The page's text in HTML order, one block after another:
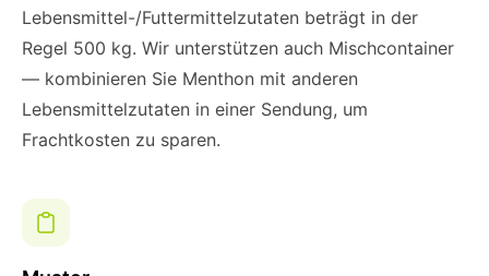
Lebensmittel-/Futtermittelzutaten beträgt in der
Regel 500 kg. Wir unterstützen auch Mischcontainer
— kombinieren Sie Menthon mit anderen
Lebensmittelzutaten in einer Sendung, um
Frachtkosten zu sparen.